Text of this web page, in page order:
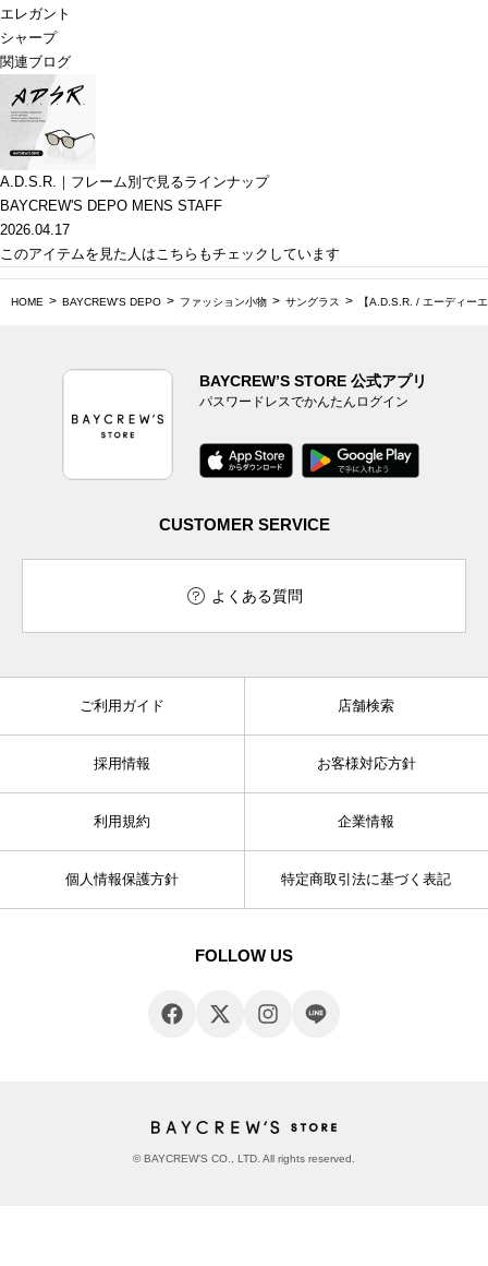
エレガント
シャープ
関連ブログ
A.D.S.R.｜フレーム別で見るラインナップ
BAYCREW'S DEPO MENS STAFF
2026.04.17
このアイテムを見た人はこちらもチェックしています
HOME BAYCREW'S DEPO ファッション小物 サングラス 【A.D.S.R. / エーディー
BAYCREW’S STORE 公式アプリ
パスワードレスでかんたんログイン
CUSTOMER SERVICE
よくある質問
ご利用ガイド 店舗検索
採用情報 お客様対応方針
利用規約 企業情報
個人情報保護方針 特定商取引法に基づく表記
FOLLOW US
© BAYCREW’S CO., LTD. All rights reserved.